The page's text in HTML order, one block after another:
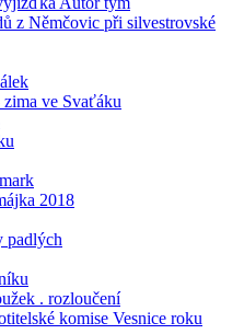
z Němčovic při silvestrovské
ve Svaťáku
2018
padlých
. rozloučení
komise Vesnice roku